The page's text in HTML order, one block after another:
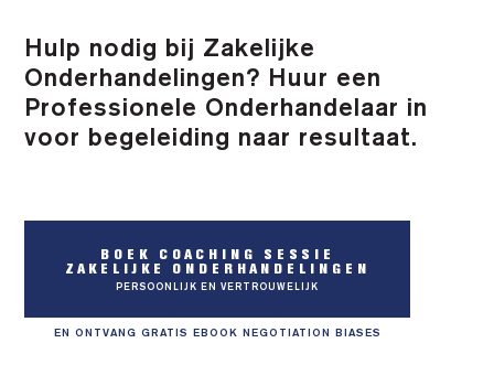
Hulp nodig bij Zakelijke
Onderhandelingen? Huur een
Professionele Onderhandelaar in
voor begeleiding naar resultaat.
BOEK COACHING SESSIE
ZAKELIJKE ONDERHANDELINGEN
PERSOONLIJK EN VERTROUWELIJK
EN ONTVANG GRATIS EBOOK NEGOTIATION BIASES